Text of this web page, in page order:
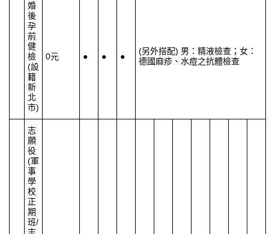
婚
後
孕
前
健
檢
(設
籍
新
北
市)
0元 ● ● ●
(另外搭配) 男：精液檢查；女：
德國麻疹、水痘之抗體檢查
志
願
役
(軍
事
學
校
正
期
班/